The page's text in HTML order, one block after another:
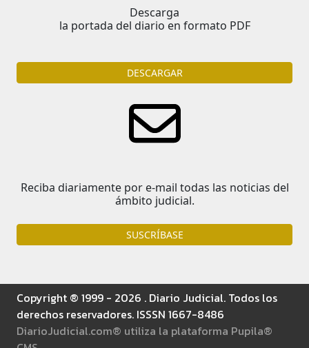
Descarga
la portada del diario en formato PDF
DESCARGAR
Reciba diariamente por e-mail todas las noticias del
ámbito judicial.
SUSCRÍBASE
Copyright ® 1999 - 2026 . Diario Judicial. Todos los
derechos reservadores. ISSSN 1667-8486
DiarioJudicial.com® utiliza la plataforma Pupila®